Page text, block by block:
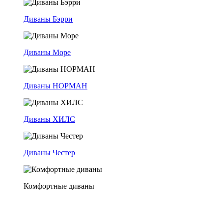
Диваны Бэрри
Диваны Море
Диваны НОРМАН
Диваны ХИЛС
Диваны Честер
Комфортные диваны